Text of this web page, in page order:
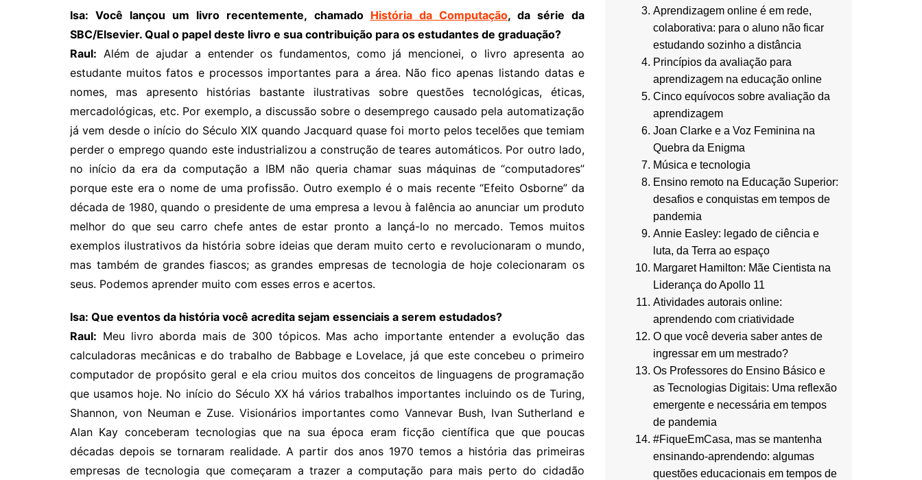
Isa: Você lançou um livro recentemente, chamado História da Computação, da série da
SBC/Elsevier. Qual o papel deste livro e sua contribuição para os estudantes de graduação?
Raul: Além de ajudar a entender os fundamentos, como já mencionei, o livro apresenta ao
estudante muitos fatos e processos importantes para a área. Não fico apenas listando datas e
nomes, mas apresento histórias bastante ilustrativas sobre questões tecnológicas, éticas,
mercadológicas, etc. Por exemplo, a discussão sobre o desemprego causado pela automatização
já vem desde o início do Século XIX quando Jacquard quase foi morto pelos tecelões que temiam
perder o emprego quando este industrializou a construção de teares automáticos. Por outro lado,
no início da era da computação a IBM não queria chamar suas máquinas de “computadores”
porque este era o nome de uma profissão. Outro exemplo é o mais recente “Efeito Osborne” da
década de 1980, quando o presidente de uma empresa a levou à falência ao anunciar um produto
melhor do que seu carro chefe antes de estar pronto a lançá-lo no mercado. Temos muitos
exemplos ilustrativos da história sobre ideias que deram muito certo e revolucionaram o mundo,
mas também de grandes fiascos; as grandes empresas de tecnologia de hoje colecionaram os
seus. Podemos aprender muito com esses erros e acertos.
Isa: Que eventos da história você acredita sejam essenciais a serem estudados?
Raul: Meu livro aborda mais de 300 tópicos. Mas acho importante entender a evolução das
calculadoras mecânicas e do trabalho de Babbage e Lovelace, já que este concebeu o primeiro
computador de propósito geral e ela criou muitos dos conceitos de linguagens de programação
que usamos hoje. No início do Século XX há vários trabalhos importantes incluindo os de Turing,
Shannon, von Neuman e Zuse. Visionários importantes como Vannevar Bush, Ivan Sutherland e
Alan Kay conceberam tecnologias que na sua época eram ficção científica que que poucas
décadas depois se tornaram realidade. A partir dos anos 1970 temos a história das primeiras
empresas de tecnologia que começaram a trazer a computação para mais perto do cidadão
Aprendizagem online é em rede,
colaborativa: para o aluno não ficar
estudando sozinho a distância
Princípios da avaliação para
aprendizagem na educação online
Cinco equívocos sobre avaliação da
aprendizagem
Joan Clarke e a Voz Feminina na
Quebra da Enigma
Música e tecnologia
Ensino remoto na Educação Superior:
desafios e conquistas em tempos de
pandemia
Annie Easley: legado de ciência e
luta, da Terra ao espaço
Margaret Hamilton: Mãe Cientista na
Liderança do Apollo 11
Atividades autorais online:
aprendendo com criatividade
O que você deveria saber antes de
ingressar em um mestrado?
Os Professores do Ensino Básico e
as Tecnologias Digitais: Uma reflexão
emergente e necessária em tempos
de pandemia
#FiqueEmCasa, mas se mantenha
ensinando-aprendendo: algumas
questões educacionais em tempos de